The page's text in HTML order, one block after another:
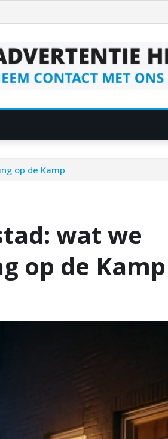
op de Kamp
wat we
op de Kamp